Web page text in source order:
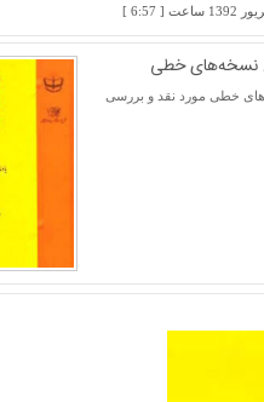
نسخه‌های خطی
خطی مورد نقد و بررسی